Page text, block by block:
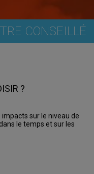
CONSEILLÉ
?
impacts sur le niveau de
le temps et sur les